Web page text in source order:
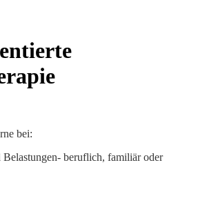
bei:
Belastungen- beruflich, familiär oder